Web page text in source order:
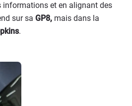
informations et en alignant des
sur sa GP8, mais dans la
.